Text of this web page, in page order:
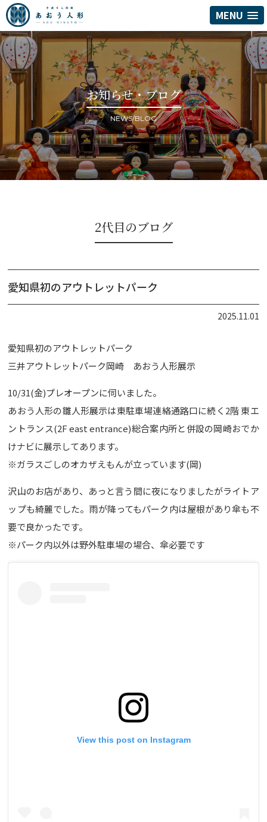
MENU
お知らせ・ブログ
NEWS/BLOG
2代目のブログ
愛知県初のアウトレットパーク
2025.11.01
愛知県初のアウトレットパーク
三井アウトレットパーク岡崎 あおう人形展示
10/31(金)プレオープンに伺いました。
あおう人形の雛人形展示は東駐車場連絡通路口に続く2階 東エ
ントランス(2F east entrance)総合案内所と併設の岡崎おでか
けナビに展示してあります。
※ガラスごしのオカザえもんが立っています(岡)
沢山のお店があり、あっと言う間に夜になりましたがライトア
ップも綺麗でした。雨が降ってもパーク内は屋根があり傘も不
要で良かったです。
※パーク内以外は野外駐車場の場合、傘必要です
View this post on Instagram